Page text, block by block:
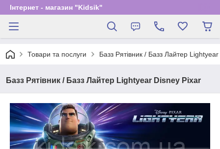
Інтернет - магазин "Kidsik"
Товари та послуги Базз Рятівник / Базз Лайтер
Базз Рятівник / Базз Лайтер Lightyear Disney Pixar